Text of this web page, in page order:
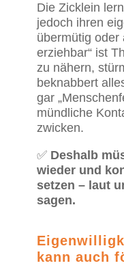
Die Zicklein
jedoch ihren
übermütig oder
erziehbar“ ist
zu nähern,
beknabbert
gar
mündliche
zwicken.
✅ Deshalb
wieder und
setzen – laut
sagen.
kann auch